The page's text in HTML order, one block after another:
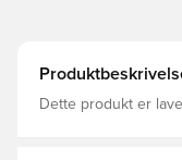
Dette produkt er